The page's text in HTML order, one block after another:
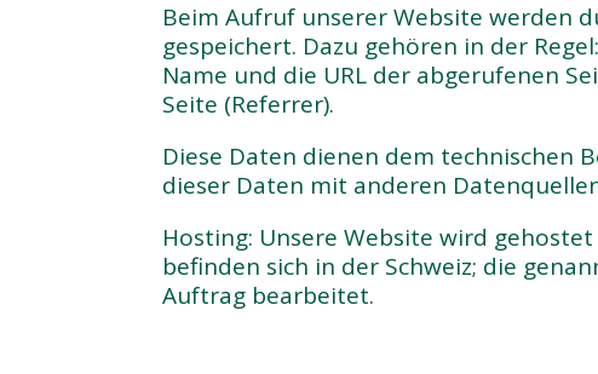
Beim Aufruf unserer Website werden
gespeichert. Dazu gehören in der
Name und die URL der abgerufenen
Seite (Referrer).
Diese Daten dienen dem technischen
dieser Daten mit anderen
Hosting: Unsere Website wird
befinden sich in der Schweiz; die
Auftrag bearbeitet.